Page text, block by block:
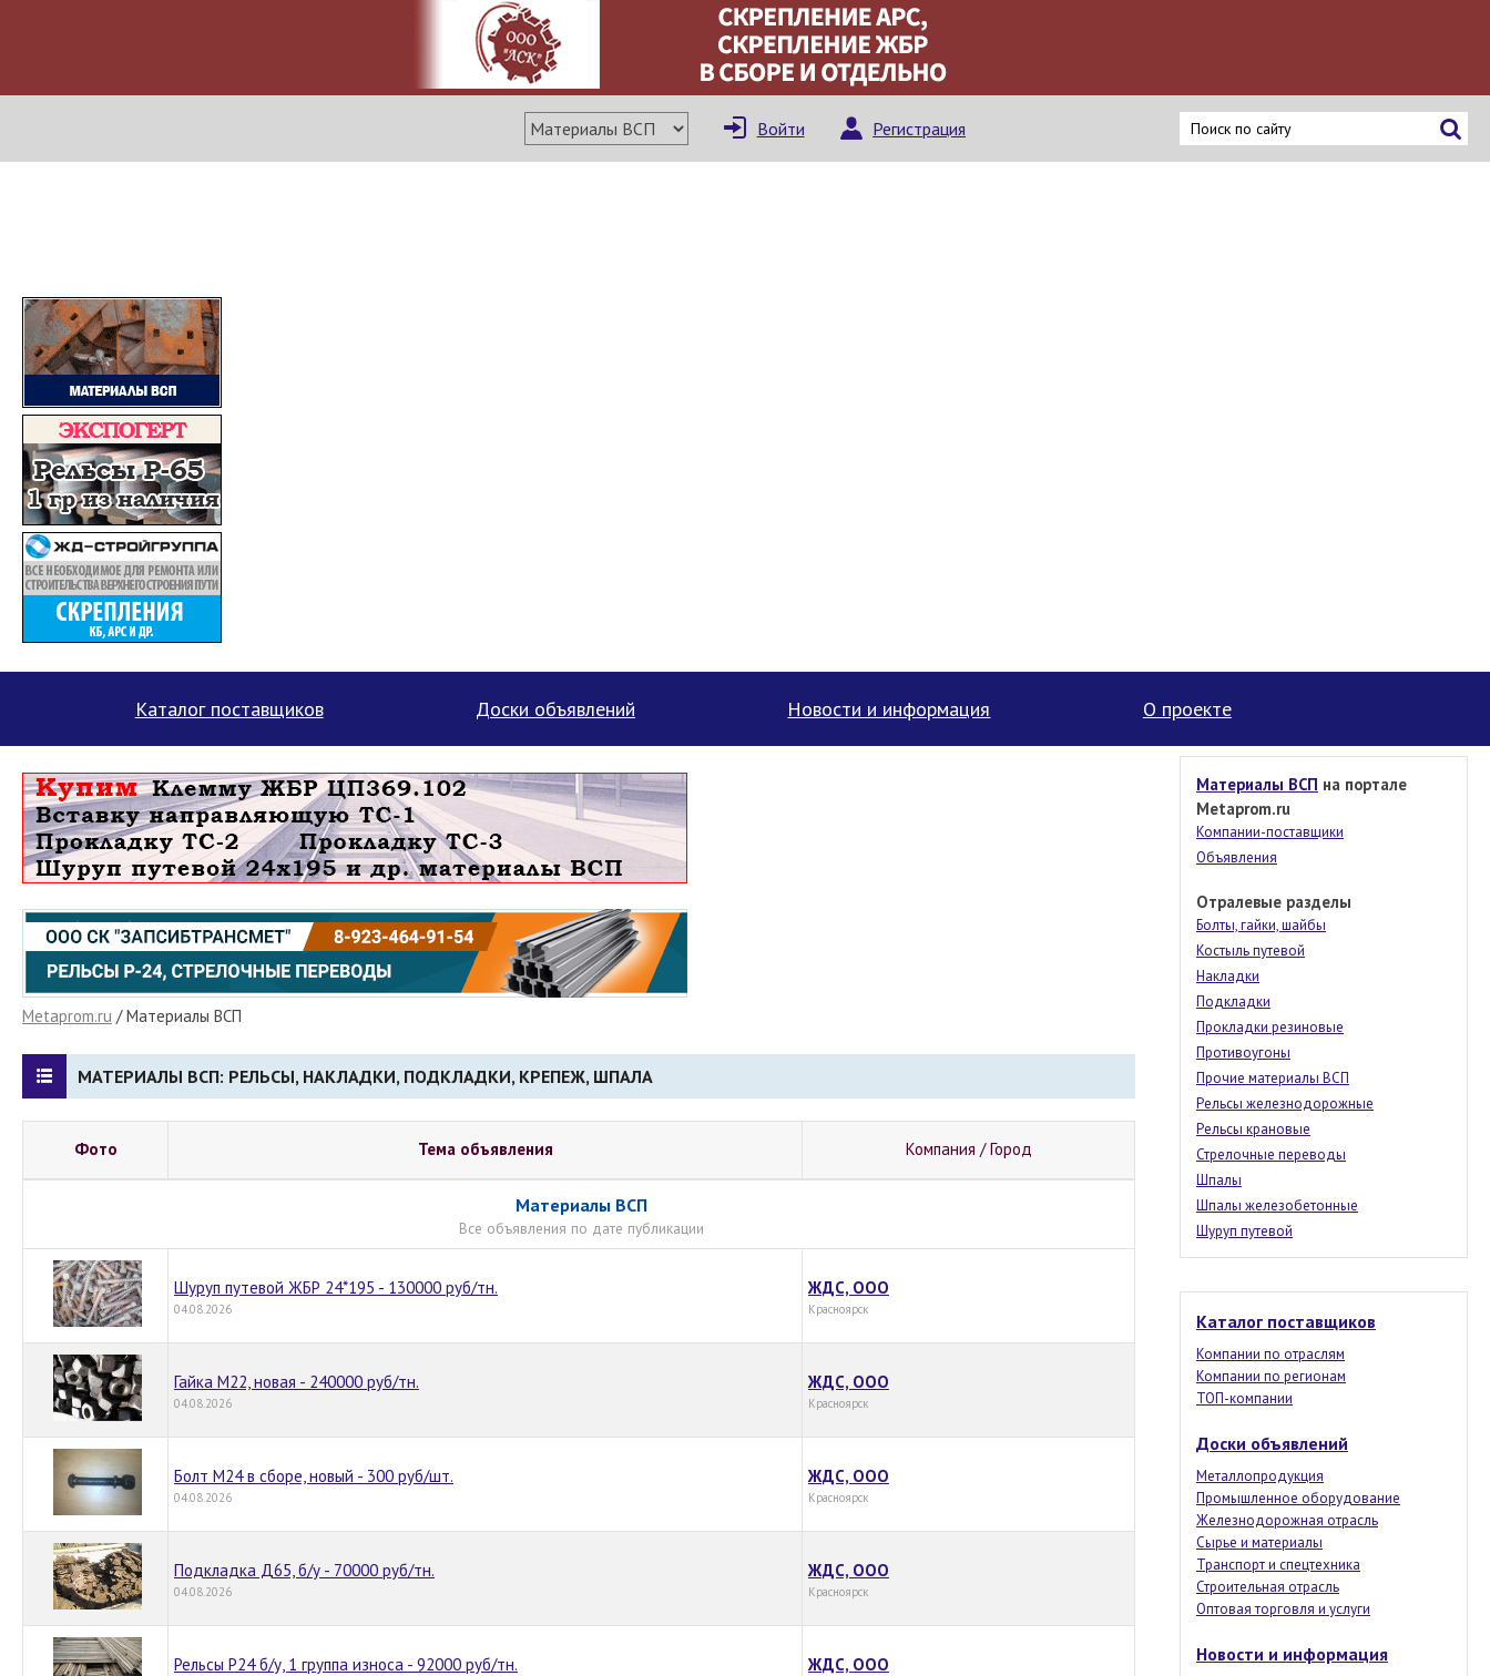
Войти Регистрация
Каталог поставщиков Доски объявлений Новости и информация О проекте
Metaprom.ru / Материалы ВСП
МАТЕРИАЛЫ ВСП: РЕЛЬСЫ, НАКЛАДКИ, ПОДКЛАДКИ, КРЕПЕЖ, ШПАЛА
Фото Тема объявления Компания / Город
Материалы ВСП
Все объявления по дате публикации
Шуруп путевой ЖБР 24*195 - 130000 руб/тн.
04.08.2026
ЖДС, ООО
Красноярск
Гайка М22, новая - 240000 руб/тн.
04.08.2026
ЖДС, ООО
Красноярск
Болт М24 в сборе, новый - 300 руб/шт.
04.08.2026
ЖДС, ООО
Красноярск
Подкладка Д65, б/у - 70000 руб/тн.
04.08.2026
ЖДС, ООО
Красноярск
Рельсы Р24 б/у, 1 группа износа - 92000 руб/тн. ЖДС, ООО
Материалы ВСП на портале
Metaprom.ru
Компании-поставщики
Объявления
Отралевые разделы
Болты, гайки, шайбы
Костыль путевой
Накладки
Подкладки
Прокладки резиновые
Противоугоны
Прочие материалы ВСП
Рельсы железнодорожные
Рельсы крановые
Стрелочные переводы
Шпалы
Шпалы железобетонные
Шуруп путевой
Каталог поставщиков
Компании по отраслям
Компании по регионам
ТОП-компании
Доски объявлений
Металлопродукция
Промышленное оборудование
Железнодорожная отрасль
Сырье и материалы
Транспорт и спецтехника
Строительная отрасль
Оптовая торговля и услуги
Новости и информация